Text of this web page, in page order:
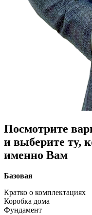
Посмотрите
и выберите ту,
именно Вам
Базовая
Кратко о комплектациях
Коробка дома
Фундамент